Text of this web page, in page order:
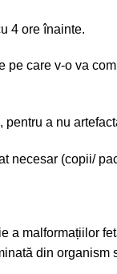
4 ore înainte.
care v-o va
pentru a nu
necesar (copii/
malformațiilor
din organism